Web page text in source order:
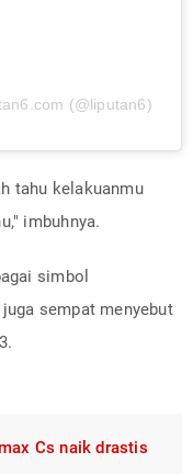
(@liputan6)
tahu kelakuanmu
imbuhnya.
simbol
sempat menyebut
Cs naik drastis